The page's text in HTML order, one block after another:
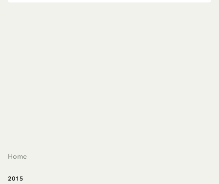
Home
2015